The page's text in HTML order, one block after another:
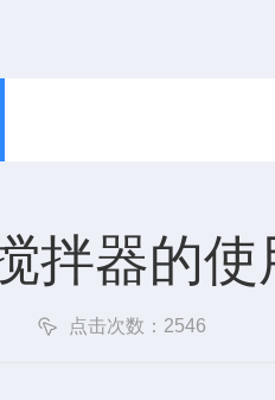
拌器的使
点击次数：2546